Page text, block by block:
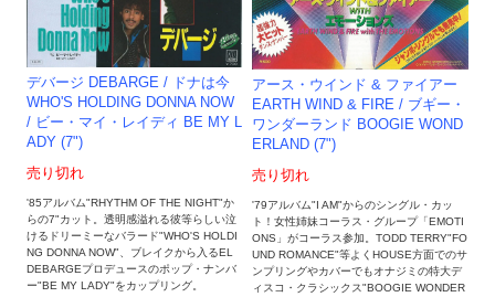
デバージ DEBARGE / ドナは今
WHO'S HOLDING DONNA NOW
/ ビー・マイ・レイディ BE MY L
ADY (7")
売り切れ
'85アルバム"RHYTHM OF THE NIGHT"か
らの7"カット。透明感溢れる彼等らしい泣
けるドリーミーなバラード"WHO'S HOLDI
NG DONNA NOW"、ブレイクから入るEL
DEBARGEプロデュースのポップ・ナンバ
ー"BE MY LADY"をカップリング。
アース・ウインド & ファイアー
EARTH WIND & FIRE / ブギー・
ワンダーランド BOOGIE WOND
ERLAND (7")
売り切れ
'79アルバム"I AM"からのシングル・カッ
ト！女性姉妹コーラス・グループ「EMOTI
ONS」がコーラス参加。TODD TERRY"FO
UND ROMANCE"等よくHOUSE方面でのサ
ンプリングやカバーでもオナジミの特大デ
ィスコ・クラシックス"BOOGIE WONDER